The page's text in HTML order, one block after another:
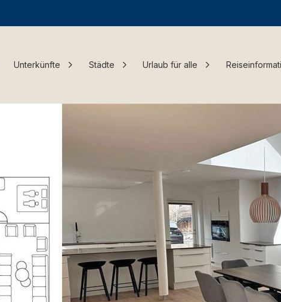
Unterkünfte Städte Urlaub für alle